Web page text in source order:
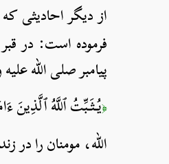
از دیگر احادیثی
فرموده است: در
پیامبر صلی الله
﴿يُثَبِّتُ ٱللَّهُ ٱلَّذِينَ
الله، مومنان را